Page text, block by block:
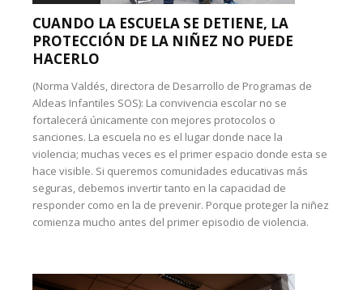
CUANDO LA ESCUELA SE DETIENE, LA
PROTECCIÓN DE LA NIÑEZ NO PUEDE
HACERLO
(Norma Valdés, directora de Desarrollo de Programas de
Aldeas Infantiles SOS): La convivencia escolar no se
fortalecerá únicamente con mejores protocolos o
sanciones. La escuela no es el lugar donde nace la
violencia; muchas veces es el primer espacio donde esta se
hace visible. Si queremos comunidades educativas más
seguras, debemos invertir tanto en la capacidad de
responder como en la de prevenir. Porque proteger la niñez
comienza mucho antes del primer episodio de violencia.